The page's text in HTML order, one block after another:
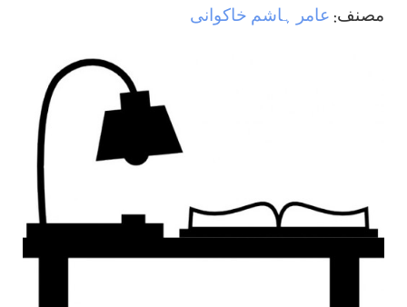
مصنف: عامر ہاشم خاکوانی